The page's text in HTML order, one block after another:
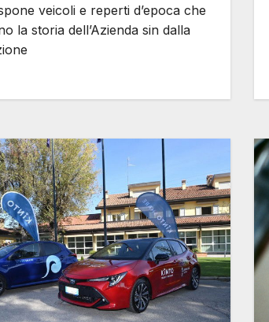
veicoli e reperti d’epoca che
la storia dell’Azienda sin dalla